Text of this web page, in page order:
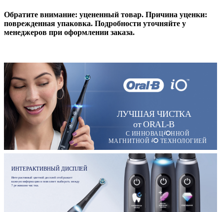
Обратите внимание: уцененный товар. Причина уценки:
поврежденная упаковка. Подробности уточняйте у
менеджеров при оформлении заказа.
ЛУЧШАЯ ЧИСТКА
от ORAL-B
С ИННОВАЦ
ННОЙ
МАГНИТНОЙ
ТЕХНОЛОГИЕЙ
ИНТЕРАКТИВНЫЙ ДИСПЛЕЙ
Интерактивный цветной дисплей отображает
важную информацию и позволяет выбирать между
7 режимами чистки.